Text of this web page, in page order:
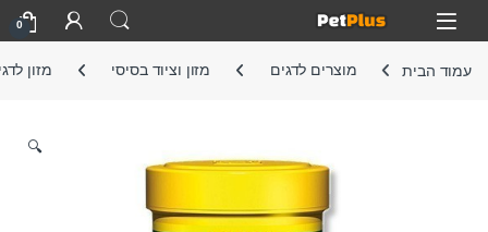
Skip to navigation
Skip to content
Open
0
עמוד הבית מוצרים לדגים מזון וציוד בסיסי מזון
🔍